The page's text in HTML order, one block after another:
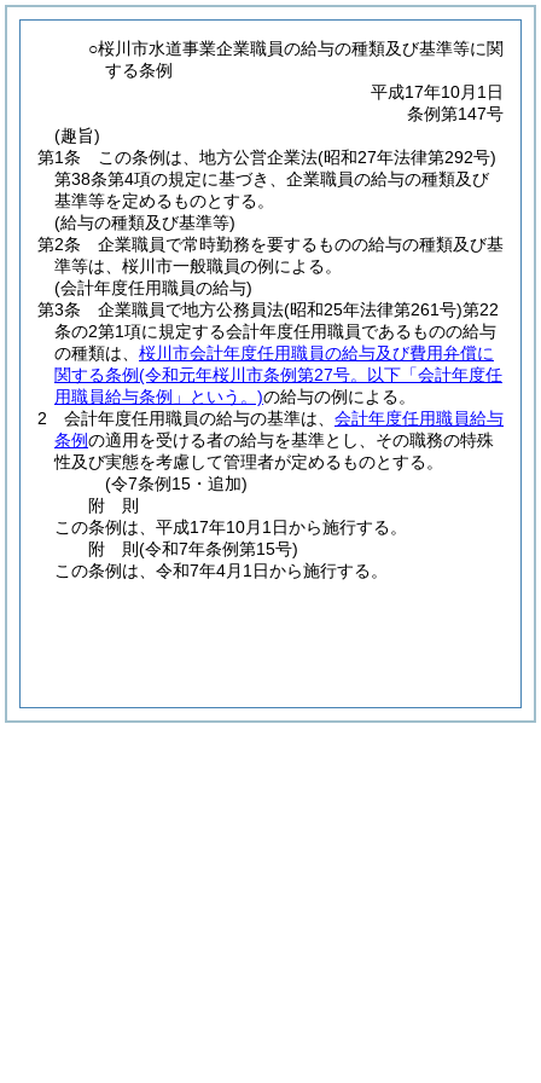
○桜川市水道事業企業職員の給与の種類及び基準等に関
する条例
平成17年10月1日
条例第147号
(趣旨)
第1条
この条例は、地方公営企業法(昭和27年法律第292号)
第38条第4項の規定に基づき、企業職員の給与の種類及び
基準等を定めるものとする。
(給与の種類及び基準等)
第2条
企業職員で常時勤務を要するものの給与の種類及び基
準等は、桜川市一般職員の例による。
(会計年度任用職員の給与)
第3条
企業職員で地方公務員法(昭和25年法律第261号)第22
条の2第1項に規定する会計年度任用職員であるものの給与
の種類は、 桜川市会計年度任用職員の給与及び費用弁償に
関する条例(令和元年桜川市条例第27号。以下「会計年度任
用職員給与条例」という。)の給与の例による。
2
会計年度任用職員の給与の基準は、 会計年度任用職員給与
条例の適用を受ける者の給与を基準とし、その職務の特殊
性及び実態を考慮して管理者が定めるものとする。
(令7条例15・追加)
附 則
この条例は、平成17年10月1日から施行する。
附 則(令和7年条例第15号)
この条例は、令和7年4月1日から施行する。